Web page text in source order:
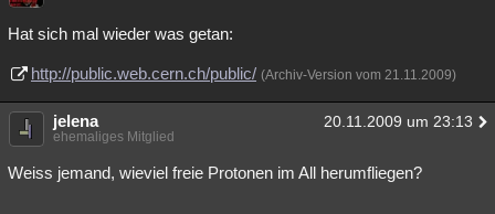
Hat sich mal wieder was getan:
http://public.web.cern.ch/public/ (Archiv-Version vom 21.11.2009)
jelena 20.11.2009 um 23:13
ehemaliges Mitglied
Weiss jemand, wieviel freie Protonen im All herumfliegen?